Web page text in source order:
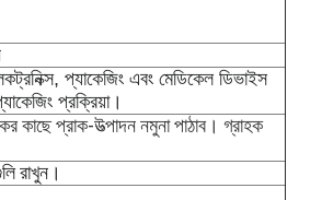
প্যাকেজিং এবং মেডিকেল ডিভাইস
প্রক্রিয়া।
কাছে প্রাক-উত্পাদন নমুনা পাঠাব। গ্রাহক
রাখুন।